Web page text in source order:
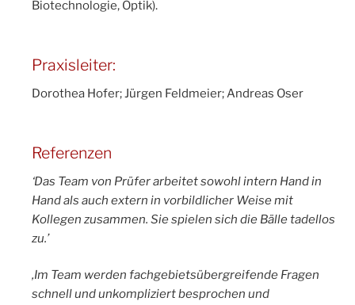
Biotechnologie, Optik).
Praxisleiter:
Dorothea Hofer; Jürgen Feldmeier; Andreas Oser
Referenzen
‘Das Team von Prüfer arbeitet sowohl intern Hand in
Hand als auch extern in vorbildlicher Weise mit
Kollegen zusammen. Sie spielen sich die Bälle tadellos
zu.’
‚Im Team werden fachgebietsübergreifende Fragen
schnell und unkompliziert besprochen und